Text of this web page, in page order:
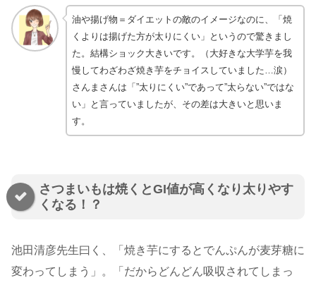
油や揚げ物＝ダイエットの敵のイメージなのに、「焼
くよりは揚げた方が太りにくい」というので驚きまし
た。結構ショック大きいです。（大好きな大学芋を我
慢してわざわざ焼き芋をチョイスしていました…涙）
さんまさんは「”太りにくい”であって”太らない”ではな
い」と言っていましたが、その差は大きいと思いま
す。
さつまいもは焼くとGI値が高くなり太りやす
くなる！？
池田清彦先生曰く、「焼き芋にするとでんぷんが麦芽糖に
変わってしまう」。「だからどんどん吸収されてしまっ